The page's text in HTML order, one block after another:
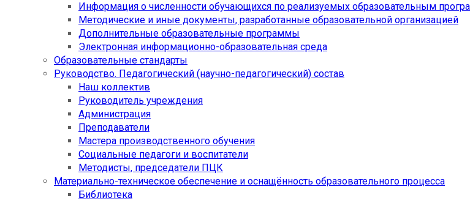
Информация о численности обучающихся по реализуемых образовательным
Методические и иные документы, разработанные образовательной организацией
Дополнительные образовательные программы
Электронная информационно-образовательная среда
Образовательные стандарты
Руководство. Педагогический (научно-педагогический) состав
Наш коллектив
Руководитель учреждения
Администрация
Преподаватели
Мастера производственного обучения
Социальные педагоги и воспитатели​
Методисты, председатели ПЦК
Материально-техническое обеспечение и оснащённость образовательного процесса
Библиотека